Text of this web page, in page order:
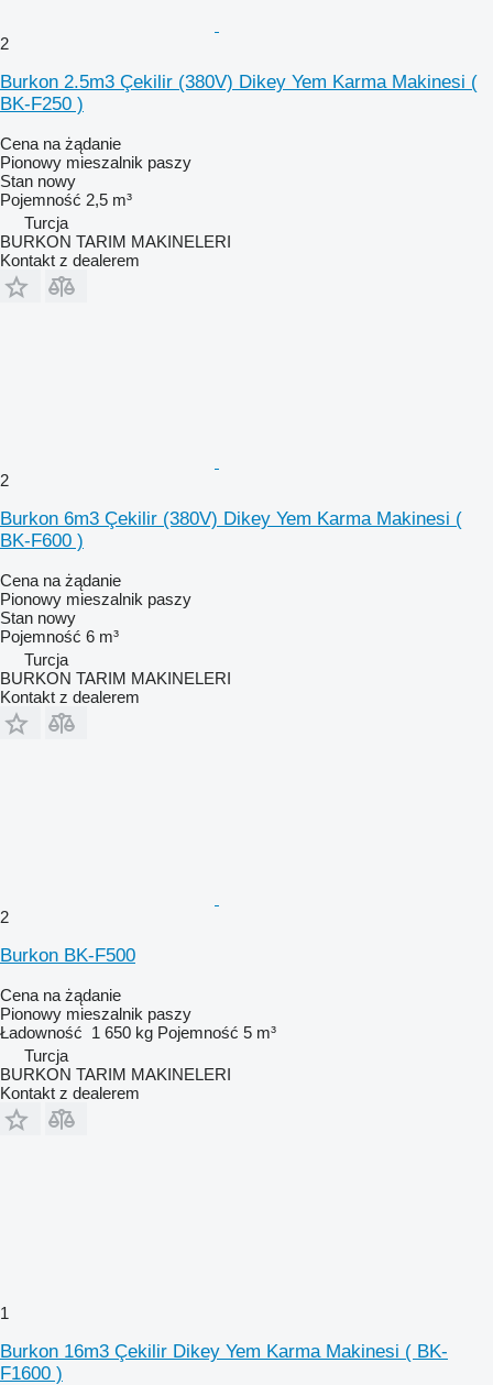
2
Burkon 2.5m3 Çekilir (380V) Dikey Yem Karma Makinesi (
BK-F250 )
Cena na żądanie
Pionowy mieszalnik paszy
Stan nowy
Pojemność 2,5 m³
Turcja
BURKON TARIM MAKINELERI
Kontakt z dealerem
2
Burkon 6m3 Çekilir (380V) Dikey Yem Karma Makinesi (
BK-F600 )
Cena na żądanie
Pionowy mieszalnik paszy
Stan nowy
Pojemność 6 m³
Turcja
BURKON TARIM MAKINELERI
Kontakt z dealerem
2
Burkon BK-F500
Cena na żądanie
Pionowy mieszalnik paszy
Ładowność 1 650 kg Pojemność 5 m³
Turcja
BURKON TARIM MAKINELERI
Kontakt z dealerem
1
Burkon 16m3 Çekilir Dikey Yem Karma Makinesi ( BK-
F1600 )